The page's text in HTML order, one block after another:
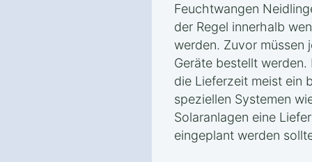
Feuchtwangen
der Regel innerhalb
werden. Zuvor müssen
Geräte bestellt
die Lieferzeit meist ein
speziellen Systemen
Solaranlagen eine
eingeplant werden